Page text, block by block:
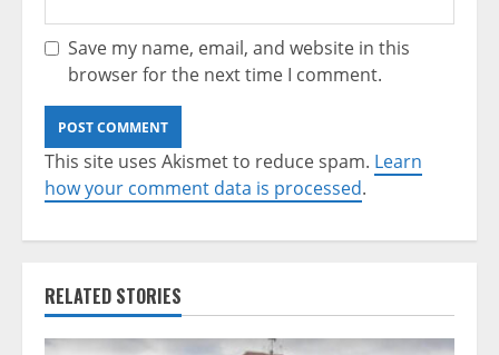
Save my name, email, and website in this
browser for the next time I comment.
This site uses Akismet to reduce spam. Learn
how your comment data is processed.
RELATED STORIES